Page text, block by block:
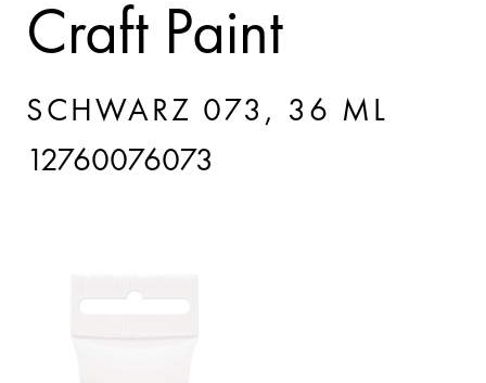
Craft Paint
SCHWARZ 073, 36 ML
12760076073